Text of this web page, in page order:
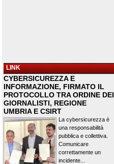
LINK
CYBERSICUREZZA E
INFORMAZIONE, FIRMATO IL
PROTOCOLLO TRA ORDINE DEI
GIORNALISTI, REGIONE
UMBRIA E CSIRT
La cybersicurezza è
una responsabilità
pubblica e collettiva.
Comunicare
correttamente un
incidente...